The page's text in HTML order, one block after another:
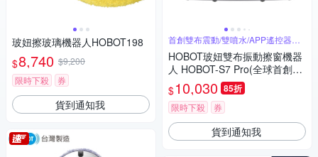
玻妞擦玻璃機器人HOBOT198
$8,740 $9,200
限時下殺
券
貨到通知我
首創雙布震動/雙噴水/APP遙控器雙
控制
HOBOT玻妞雙布振動擦窗機器
人 HOBOT-S7 Pro(全球首創雙
布震動/雙噴水/APP遙控器雙控
制)
$10,030 85折
限時下殺 券
貨到通知我